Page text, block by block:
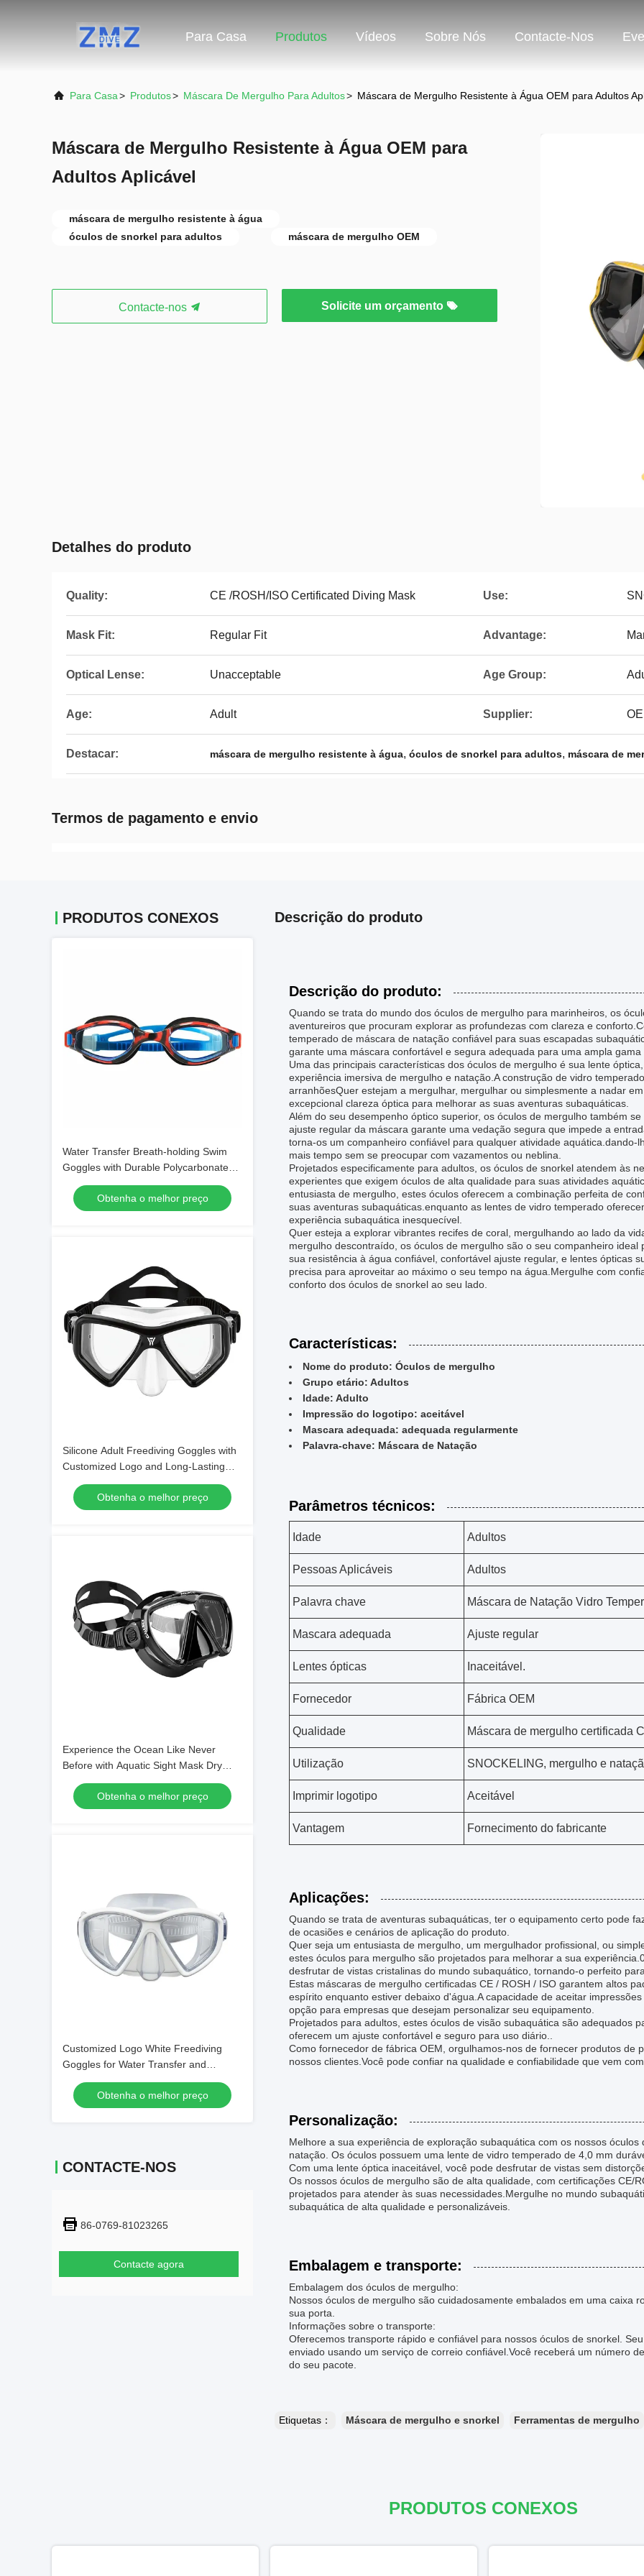
Para Casa Produtos Vídeos Sobre Nós Contacte-Nos
Para Casa> Produtos> Máscara De Mergulho Para Adultos> Máscara de Mergulho Resistente à Água OEM para Adultos
Máscara de Mergulho Resistente à Água OEM para
Adultos Aplicável
máscara de mergulho resistente à água
óculos de snorkel para adultos
máscara de mergulho OEM
Contacte-nos Solicite um orçamento
Detalhes do produto
Quality: CE /ROSH/ISO Certificated Diving Mask Use:
Mask Fit: Regular Fit Advantage:
Optical Lense: Unacceptable Age Group:
Age: Adult Supplier:
Destacar: máscara de mergulho resistente à água, óculos de snorkel para adultos, máscara de
Termos de pagamento e envio
PRODUTOS CONEXOS
Water Transfer Breath-holding Swim
Goggles with Durable Polycarbonate
Frame Material
Obtenha o melhor preço
Silicone Adult Freediving Goggles with
Customized Logo and Long-Lasting
Design
Obtenha o melhor preço
Experience the Ocean Like Never
Before with Aquatic Sight Mask Dry
Snorkel and Single Lens Mask
Obtenha o melhor preço
Customized Logo White Freediving
Goggles for Water Transfer and
Swimming
Obtenha o melhor preço
CONTACTE-NOS
86-0769-81023265
Contacte agora
Descrição do produto
Descrição do produto:
Quando se trata do mundo dos óculos de mergulho para marinheiros, os
aventureiros que procuram explorar as profundezas com clareza e
temperado de máscara de natação confiável para suas escapadas
garante uma máscara confortável e segura adequada para uma ampla gama
Uma das principais características dos óculos de mergulho é sua lente
experiência imersiva de mergulho e natação.A construção de vidro
arranhõesQuer estejam a mergulhar, mergulhar ou simplesmente a nadar
excepcional clareza óptica para melhorar as suas aventuras subaquáticas.
Além do seu desempenho óptico superior, os óculos de mergulho também
ajuste regular da máscara garante uma vedação segura que impede a
torna-os um companheiro confiável para qualquer atividade
mais tempo sem se preocupar com vazamentos ou neblina.
Projetados especificamente para adultos, os óculos de snorkel atendem às
experientes que exigem óculos de alta qualidade para suas atividades
entusiasta de mergulho, estes óculos oferecem a combinação perfeita de
suas aventuras subaquáticas.enquanto as lentes de vidro temperado
experiência subaquática inesquecível.
Quer esteja a explorar vibrantes recifes de coral, mergulhando ao lado da
mergulho descontraído, os óculos de mergulho são o seu companheiro
sua resistência à água confiável, confortável ajuste regular, e lentes ópticas
precisa para aproveitar ao máximo o seu tempo na água.Mergulhe com
conforto dos óculos de snorkel ao seu lado.
Características:
Nome do produto: Óculos de mergulho
Grupo etário: Adultos
Idade: Adulto
Impressão do logotipo: aceitável
Mascara adequada: adequada regularmente
Palavra-chave: Máscara de Natação
Parâmetros técnicos:
Idade Adultos
Pessoas Aplicáveis Adultos
Palavra chave Máscara de Natação Vidro
Mascara adequada Ajuste regular
Lentes ópticas Inaceitável.
Fornecedor Fábrica OEM
Qualidade Máscara de mergulho certificada
Utilização SNOCKELING, mergulho e
Imprimir logotipo Aceitável
Vantagem Fornecimento do fabricante
Aplicações:
Quando se trata de aventuras subaquáticas, ter o equipamento certo pode
de ocasiões e cenários de aplicação do produto.
Quer seja um entusiasta de mergulho, um mergulhador profissional, ou
estes óculos para mergulho são projetados para melhorar a sua
desfrutar de vistas cristalinas do mundo subaquático, tornando-o perfeito
Estas máscaras de mergulho certificadas CE / ROSH / ISO garantem altos
espírito enquanto estiver debaixo d'água.A capacidade de aceitar
opção para empresas que desejam personalizar seu equipamento.
Projetados para adultos, estes óculos de visão subaquática são adequados
oferecem um ajuste confortável e seguro para uso diário..
Como fornecedor de fábrica OEM, orgulhamos-nos de fornecer produtos de
nossos clientes.Você pode confiar na qualidade e confiabilidade que vem
Personalização:
Melhore a sua experiência de exploração subaquática com os nossos
natação. Os óculos possuem uma lente de vidro temperado de 4,0 mm
Com uma lente óptica inaceitável, você pode desfrutar de vistas sem
Os nossos óculos de mergulho são de alta qualidade, com certificações CE/
projetados para atender às suas necessidades.Mergulhe no mundo
subaquática de alta qualidade e personalizáveis.
Embalagem e transporte:
Embalagem dos óculos de mergulho:
Nossos óculos de mergulho são cuidadosamente embalados em uma caixa
sua porta.
Informações sobre o transporte:
Oferecemos transporte rápido e confiável para nossos óculos de snorkel.
enviado usando um serviço de correio confiável.Você receberá um número
do seu pacote.
Etiquetas： Máscara de mergulho e snorkel Ferramentas de mergulho
PRODUTOS CONEXOS